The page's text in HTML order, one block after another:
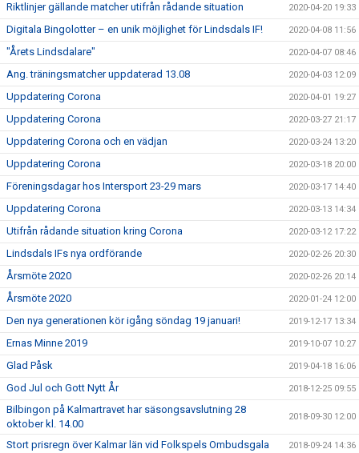
Riktlinjer gällande matcher utifrån rådande situation 2020-04-20 19:33
Digitala Bingolotter – en unik möjlighet för Lindsdals IF! 2020-04-08 11:56
"Årets Lindsdalare" 2020-04-07 08:46
Ang. träningsmatcher uppdaterad 13.08 2020-04-03 12:09
Uppdatering Corona 2020-04-01 19:27
Uppdatering Corona 2020-03-27 21:17
Uppdatering Corona och en vädjan 2020-03-24 13:20
Uppdatering Corona 2020-03-18 20:00
Föreningsdagar hos Intersport 23-29 mars 2020-03-17 14:40
Uppdatering Corona 2020-03-13 14:34
Utifrån rådande situation kring Corona 2020-03-12 17:22
Lindsdals IFs nya ordförande 2020-02-26 20:30
Årsmöte 2020 2020-02-26 20:14
Årsmöte 2020 2020-01-24 12:00
Den nya generationen kör igång söndag 19 januari! 2019-12-17 13:34
Ernas Minne 2019 2019-10-07 10:27
Glad Påsk 2019-04-18 16:06
God Jul och Gott Nytt År 2018-12-25 09:55
Bilbingon på Kalmartravet har säsongsavslutning 28
oktober kl. 14.00
2018-09-30 12:00
Stort prisregn över Kalmar län vid Folkspels Ombudsgala 2018-09-24 14:36